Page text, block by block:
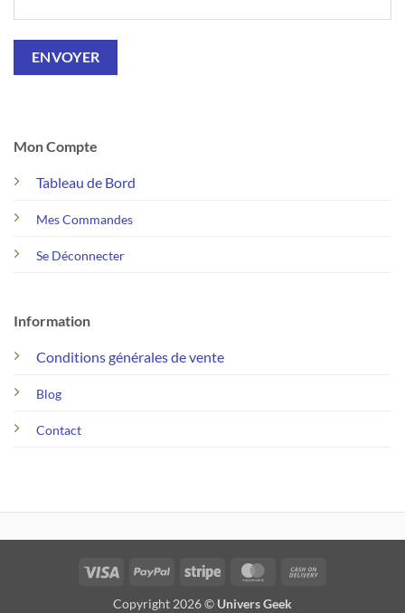
Mon Compte
Tableau de Bord
Mes Commandes
Se Déconnecter
Information
Conditions générales de vente
Blog
Contact
Visa PayPal Stripe MasterCard
Copyright 2026 © Univers Geek